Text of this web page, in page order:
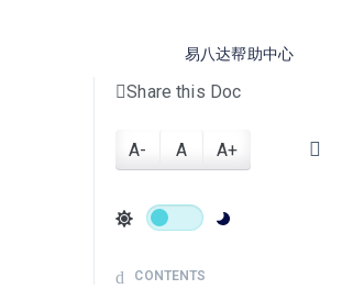
易八达帮助中心
Share this Doc
A- A A+
CONTENTS